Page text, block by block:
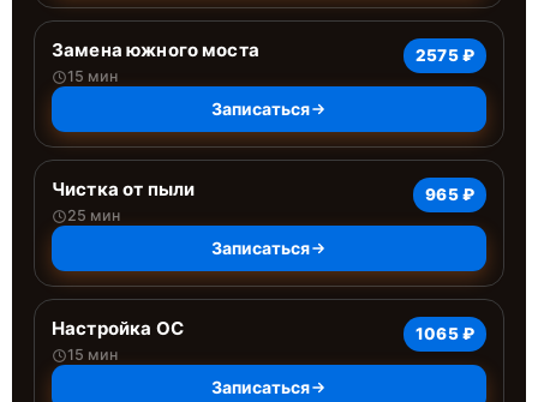
Замена южного моста
15 мин
2575 ₽
Записаться
Чистка от пыли
25 мин
965 ₽
Записаться
Настройка ОС
15 мин
1065 ₽
Записаться